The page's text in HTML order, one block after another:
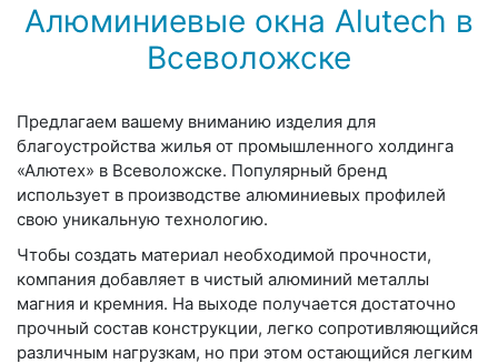
Алюминиевые окна Alutech в
Всеволожске
Предлагаем вашему вниманию изделия для
благоустройства жилья от промышленного холдинга
«Алютех» в Всеволожске. Популярный бренд
использует в производстве алюминиевых профилей
свою уникальную технологию.
Чтобы создать материал необходимой прочности,
компания добавляет в чистый алюминий металлы
магния и кремния. На выходе получается достаточно
прочный состав конструкции, легко сопротивляющийся
различным нагрузкам, но при этом остающийся легким